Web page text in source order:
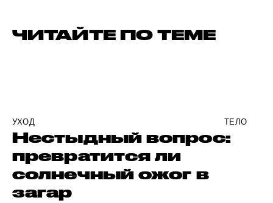
ЧИТАЙТЕ ПО ТЕМЕ
УХОД ТЕЛО
Нестыдный вопрос:
превратится ли
солнечный ожог в
загар